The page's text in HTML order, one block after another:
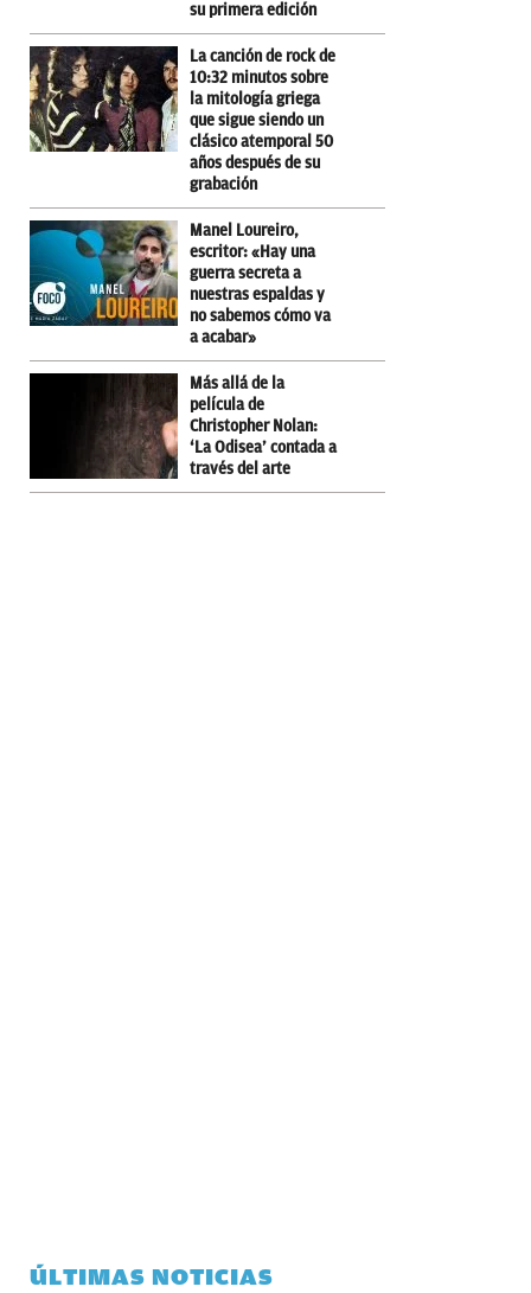
su primera edición
La canción de rock de
10:32 minutos sobre
la mitología griega
que sigue siendo un
clásico atemporal 50
años después de su
grabación
Manel Loureiro,
escritor: «Hay una
guerra secreta a
nuestras espaldas y
no sabemos cómo va
a acabar»
Más allá de la
película de
Christopher Nolan:
‘La Odisea’ contada a
través del arte
ÚLTIMAS NOTICIAS